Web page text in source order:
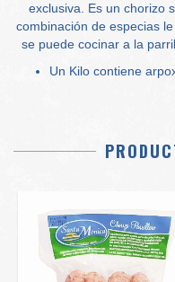
exclusiva. Es un chorizo
combinación de especias
se puede cocinar a la
Un Kilo contiene